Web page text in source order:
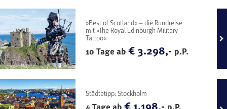
»Best of Scotland« – die Rundreise
mit »The Royal Edinburgh Military
Tattoo«
10 Tage ab€ 3.298,- p.P.
Städtetipp: Stockholm
€ 1.198,-